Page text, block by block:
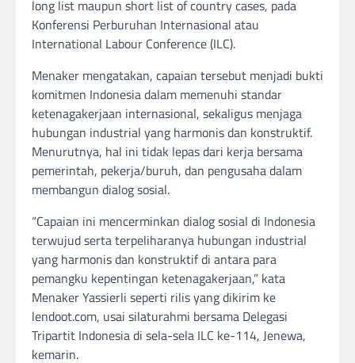
long list maupun short list of country cases, pada
Konferensi Perburuhan Internasional atau
International Labour Conference (ILC).
Menaker mengatakan, capaian tersebut menjadi bukti
komitmen Indonesia dalam memenuhi standar
ketenagakerjaan internasional, sekaligus menjaga
hubungan industrial yang harmonis dan konstruktif.
Menurutnya, hal ini tidak lepas dari kerja bersama
pemerintah, pekerja/buruh, dan pengusaha dalam
membangun dialog sosial.
“Capaian ini mencerminkan dialog sosial di Indonesia
terwujud serta terpeliharanya hubungan industrial
yang harmonis dan konstruktif di antara para
pemangku kepentingan ketenagakerjaan,” kata
Menaker Yassierli seperti rilis yang dikirim ke
lendoot.com, usai silaturahmi bersama Delegasi
Tripartit Indonesia di sela-sela ILC ke-114, Jenewa,
kemarin.